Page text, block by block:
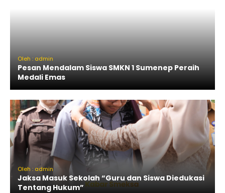
Oleh : admin
Pesan Mendalam Siswa SMKN 1 Sumenep Peraih
Medali Emas
Oleh : admin
Jaksa Masuk Sekolah “Guru dan Siswa Diedukasi
Tentang Hukum”